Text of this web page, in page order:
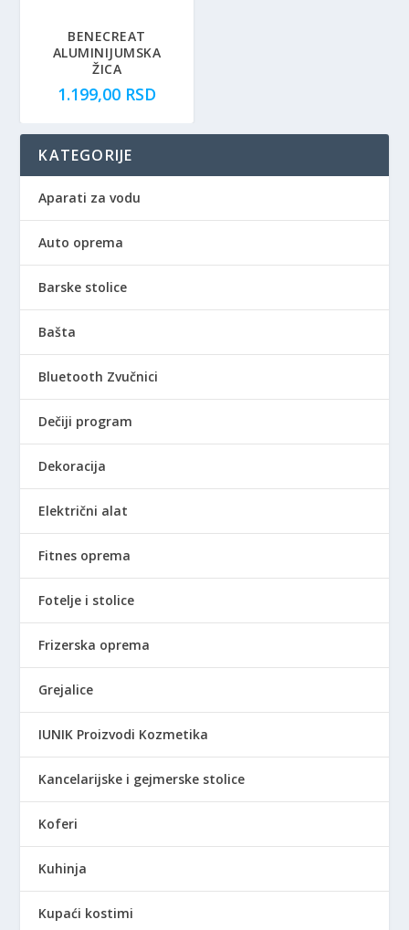
BENECREAT
ALUMINIJUMSKA
ŽICA
1.199,00 RSD
KATEGORIJE
Aparati za vodu
Auto oprema
Barske stolice
Bašta
Bluetooth Zvučnici
Dečiji program
Dekoracija
Električni alat
Fitnes oprema
Fotelje i stolice
Frizerska oprema
Grejalice
IUNIK Proizvodi Kozmetika
Kancelarijske i gejmerske stolice
Koferi
Kuhinja
Kupaći kostimi